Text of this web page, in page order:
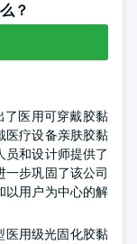
？
了医用可穿戴胶黏
医疗设备亲肤胶黏
员和设计师提供了
一步巩固了该公司
以用户为中心的解
医用级光固化胶黏